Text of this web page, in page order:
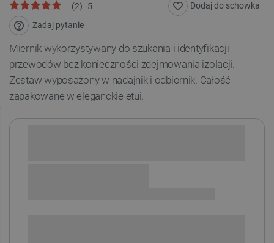
5
(2)
Zadaj pytanie
Dodaj do schowka
Miernik wykorzystywany do szukania i identyfikacji
przewodów bez konieczności zdejmowania izolacji.
Zestaw wyposażony w nadajnik i odbiornik. Całość
zapakowane w eleganckie etui.